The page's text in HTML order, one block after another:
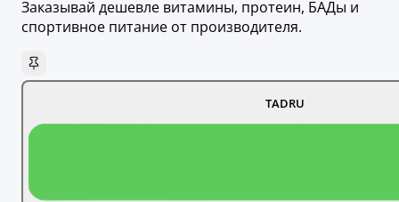
Заказывай дешевле витамины, протеин, БАДы и
спортивное питание от производителя.
TADRU